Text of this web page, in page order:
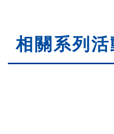
相關系列活